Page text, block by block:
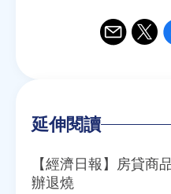
延伸閱讀
【經濟日報】房貸商
辦退燒